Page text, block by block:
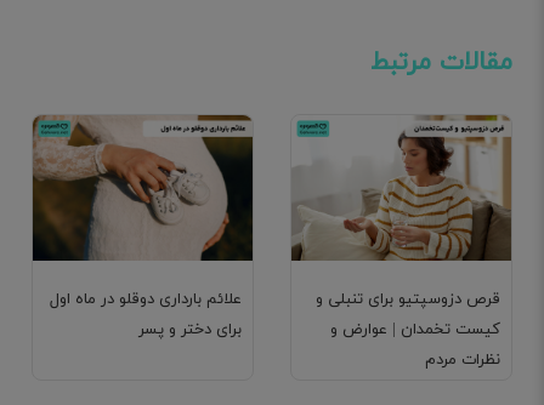
مقالات مرتبط
علائم بارداری دوقلو در ماه اول
برای دختر و پسر
قرص دزوسپتیو برای تنبلی و
کیست تخمدان | عوارض و
نظرات مردم